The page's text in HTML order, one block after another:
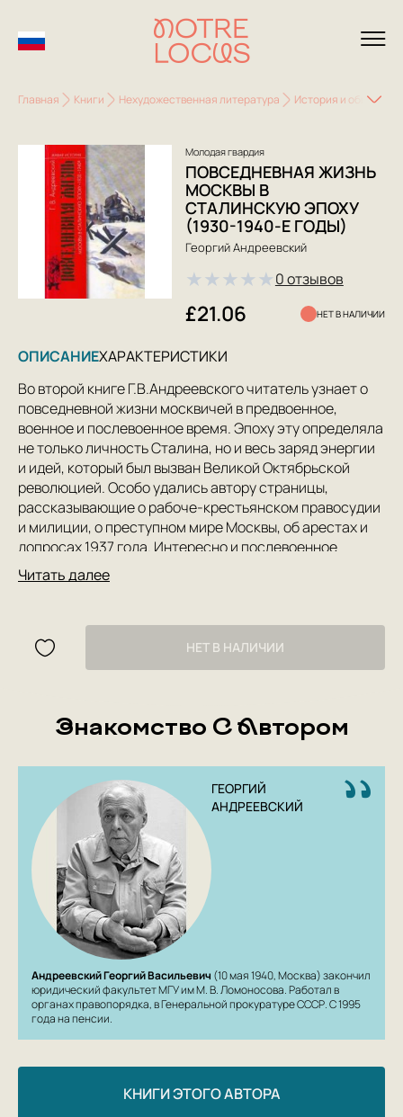
Главная Книги Нехудожественная литература История и общество
Молодая гвардия
ПОВСЕДНЕВНАЯ ЖИЗНЬ
МОСКВЫ В
СТАЛИНСКУЮ ЭПОХУ
(1930-1940-Е ГОДЫ)
Георгий Андреевский
★★★★★0 отзывов
£21.06 НЕТ В НАЛИЧИИ
ОПИСАНИЕХАРАКТЕРИСТИКИ
Во второй книге Г.В.Андреевского читатель узнает о
повседневной жизни москвичей в предвоенное,
военное и послевоенное время. Эпоху эту определяла
не только личность Сталина, но и весь заряд энергии
и идей, который был вызван Великой Октябрьской
революцией. Особо удались автору страницы,
рассказывающие о рабоче-крестьянском правосудии
и милиции, о преступном мире Москвы, об арестах и
допросах 1937 года. Интересно и послевоенное
время: победа, строительство высотных зданий,
денежная реформа, футбол, советская школа и
Все это фактологическое богатство, которое
Г.В.Андреевский собирал не один год, позволяет по-
новому, в неизвестной ранее полноте, увидеть Москву
культуры и державности.
Читать далее
НЕТ В НАЛИЧИИ
Знакомство С Автором
ГЕОРГИЙ
АНДРЕЕВСКИЙ
Андреевский Георгий Васильевич (10 мая 1940, Москва) закончил
юридический факультет МГУ им М. В. Ломоносова. Работал в
органах правопорядка, в Генеральной прокуратуре СССР. С 1995
года на пенсии.
КНИГИ ЭТОГО АВТОРА